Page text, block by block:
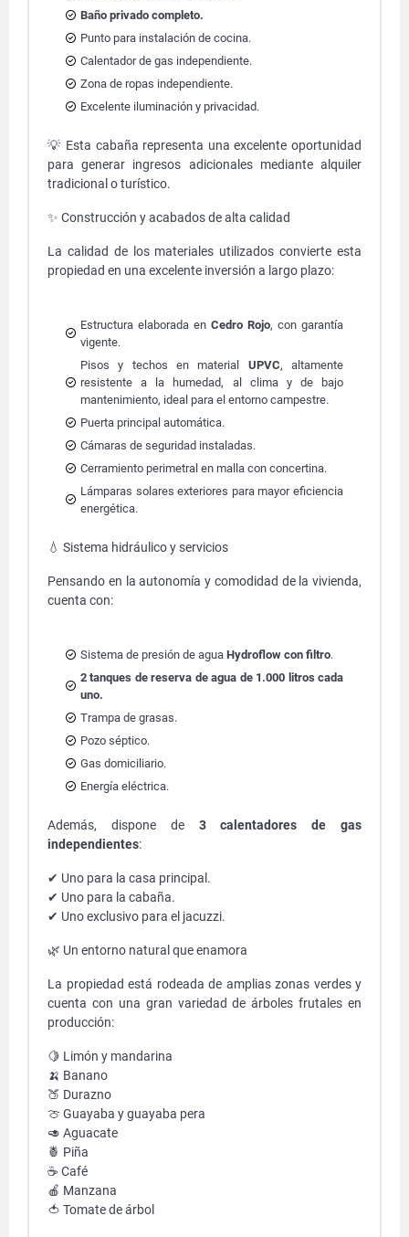
Baño privado completo.
Punto para instalación de cocina.
Calentador de gas independiente.
Zona de ropas independiente.
Excelente iluminación y privacidad.
💡 Esta cabaña representa una excelente oportunidad
para generar ingresos adicionales mediante alquiler
tradicional o turístico.
✨ Construcción y acabados de alta calidad
La calidad de los materiales utilizados convierte esta
propiedad en una excelente inversión a largo plazo:
Estructura elaborada en Cedro Rojo, con garantía
vigente.
Pisos y techos en material UPVC, altamente
resistente a la humedad, al clima y de bajo
mantenimiento, ideal para el entorno campestre.
Puerta principal automática.
Cámaras de seguridad instaladas.
Cerramiento perimetral en malla con concertina.
Lámparas solares exteriores para mayor eficiencia
energética.
💧 Sistema hidráulico y servicios
Pensando en la autonomía y comodidad de la vivienda,
cuenta con:
Sistema de presión de agua Hydroflow con filtro.
2 tanques de reserva de agua de 1.000 litros cada
uno.
Trampa de grasas.
Pozo séptico.
Gas domiciliario.
Energía eléctrica.
Además, dispone de 3 calentadores de gas
independientes:
✔ Uno para la casa principal.
✔ Uno para la cabaña.
✔ Uno exclusivo para el jacuzzi.
🌿 Un entorno natural que enamora
La propiedad está rodeada de amplias zonas verdes y
cuenta con una gran variedad de árboles frutales en
producción:
🍋 Limón y mandarina
🍌 Banano
🍑 Durazno
🍈 Guayaba y guayaba pera
🥑 Aguacate
🍍 Piña
☕ Café
🍎 Manzana
🍅 Tomate de árbol